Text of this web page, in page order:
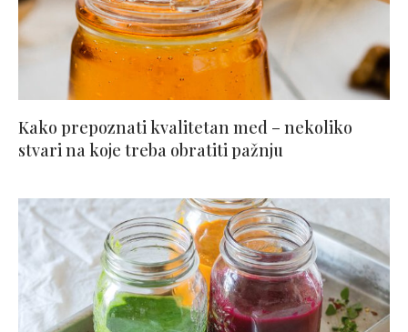
Kako prepoznati kvalitetan med – nekoliko
stvari na koje treba obratiti pažnju